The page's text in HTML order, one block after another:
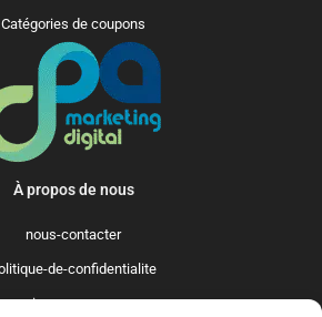
Catégories de coupons
À propos de nous
nous-contacter
de-confidentialite
qui-sommes-nous